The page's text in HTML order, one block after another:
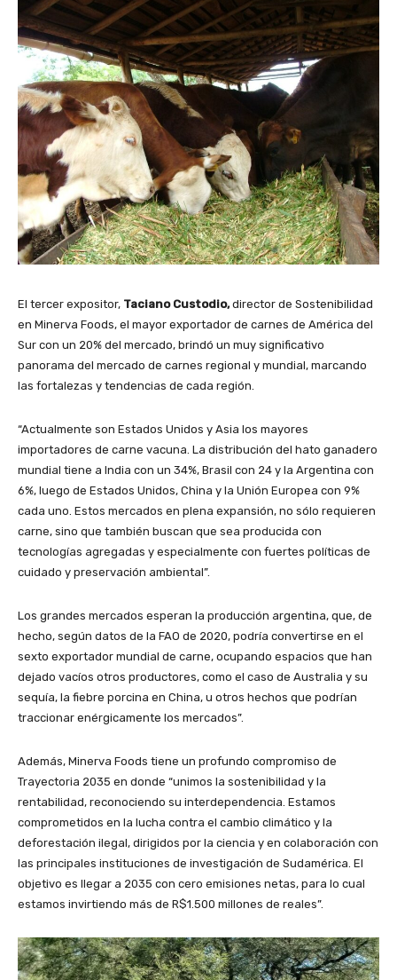
El tercer expositor, Taciano Custodio,director de Sostenibilidad
en Minerva Foods, el mayor exportador de carnes de América del
Sur con un 20% del mercado, brindó un muy significativo
panorama del mercado de carnes regional y mundial, marcando
las fortalezas y tendencias de cada región.
“Actualmente son Estados Unidos y Asia los mayores
importadores de carne vacuna. La distribución del hato ganadero
mundial tiene a India con un 34%, Brasil con 24 y la Argentina con
6%, luego de Estados Unidos, China y la Unión Europea con 9%
cada uno. Estos mercados en plena expansión, no sólo requieren
carne, sino que también buscan que sea producida con
tecnologías agregadas y especialmente con fuertes políticas de
cuidado y preservación ambiental”.
Los grandes mercados esperan la producción argentina, que, de
hecho, según datos de la FAO de 2020, podría convertirse en el
sexto exportador mundial de carne, ocupando espacios que han
dejado vacíos otros productores, como el caso de Australia y su
sequía, la fiebre porcina en China, u otros hechos que podrían
traccionar enérgicamente los mercados”.
Además, Minerva Foods tiene un profundo compromiso de
Trayectoria 2035 en donde “unimos la sostenibilidad y la
rentabilidad, reconociendo su interdependencia. Estamos
comprometidos en la lucha contra el cambio climático y la
deforestación ilegal, dirigidos por la ciencia y en colaboración con
las principales instituciones de investigación de Sudamérica. El
objetivo es llegar a 2035 con cero emisiones netas, para lo cual
estamos invirtiendo más de R$1.500 millones de reales”.